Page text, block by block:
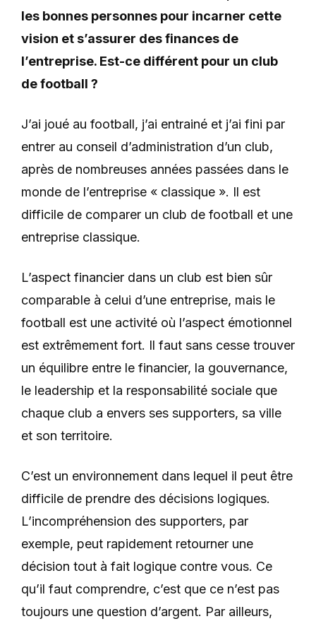
les bonnes personnes pour incarner cette
vision et s’assurer des finances de
l’entreprise. Est-ce différent pour un club
de football ?
J’ai joué au football, j’ai entrainé et j’ai fini par
entrer au conseil d’administration d’un club,
après de nombreuses années passées dans le
monde de l’entreprise « classique ». Il est
difficile de comparer un club de football et une
entreprise classique.
L’aspect financier dans un club est bien sûr
comparable à celui d’une entreprise, mais le
football est une activité où l’aspect émotionnel
est extrêmement fort. Il faut sans cesse trouver
un équilibre entre le financier, la gouvernance,
le leadership et la responsabilité sociale que
chaque club a envers ses supporters, sa ville
et son territoire.
C’est un environnement dans lequel il peut être
difficile de prendre des décisions logiques.
L’incompréhension des supporters, par
exemple, peut rapidement retourner une
décision tout à fait logique contre vous. Ce
qu’il faut comprendre, c’est que ce n’est pas
toujours une question d’argent. Par ailleurs,